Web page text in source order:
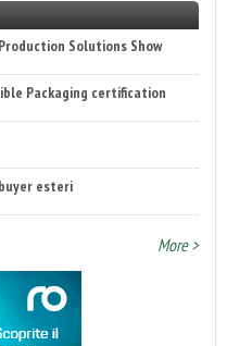
Solutions Show
Packaging certification
esteri
2026 di FTA Europe
More >